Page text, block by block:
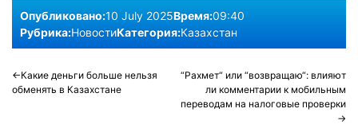
Опубликовано:10 July 2025Время:09:40
Рубрика:НовостиКатегория:Казахстан
Post
Какие деньги больше нельзя
обменять в Казахстане
“Рахмет“ или “возвращаю“: влияют
ли комментарии к мобильным
переводам на налоговые проверки